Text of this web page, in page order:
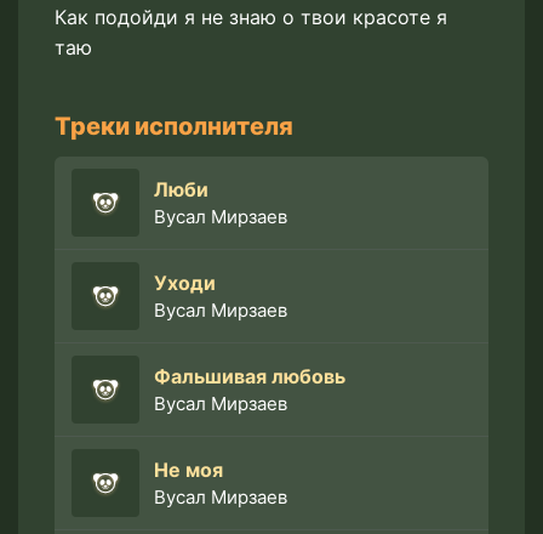
Как подойди я не знаю о твои красоте я
таю
Треки исполнителя
Люби
Вусал Мирзаев
Уходи
Вусал Мирзаев
Фальшивая любовь
Вусал Мирзаев
Не моя
Вусал Мирзаев